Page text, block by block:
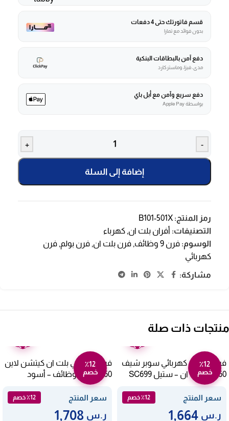
قسم فاتورتك حتى 4 دفعات
بدون فوائد مع تمارا
دفع آمن بالبطاقات البنكية
مدى، فيزا، وماستركارد
دفع سريع وآمن مع أبل باي
بواسطة Apple Pay
-
+
إضافة إلى السلة
رمز المنتج: B101-501X
التصنيفات: أفران بلت ان, كهرباء
الوسوم: فرن 9 وظائف , فرن بلت ان, فرن بولم, فرن
كهربائي
مشاركة:
منتجات ذات صلة
٪12
خصم
فرن ايطالي كهربائي سوبر شيف
60 سم بلت ان – ستيل SC699
E11MM
سعر المنتج
٪12 خصم
ر.س
٪12
خصم
فرن كهربائي بلت ان كيتشن لاين
60 سم – 6 وظائف – أسود
FE6V063AGN.K
سعر المنتج
٪12 خصم
ر.س